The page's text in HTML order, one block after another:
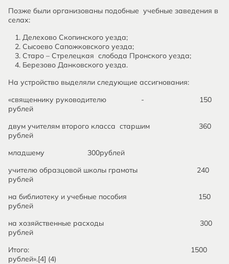
Позже были организованы подобные учебные заведения в
селах:
Делехово Скопинского уезда;
Сысоево Сапожковского уезда;
Старо – Стрелецкая слобода Пронского уезда;
Березово Данковского уезда.
На устройство выделяли следующие ассигнования:
«священнику руководителю - 150
рублей
двум учителям второго класса старшим 360
рублей
младшему 300рублей
учителю образцовой школы грамоты 240
рублей
на библиотеку и учебные пособия 150
рублей
на хозяйственные расходы 300
рублей
Итого: 1500
рублей».[4] (4)